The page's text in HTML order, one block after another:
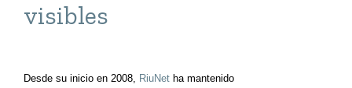
visibles
Desde su inicio en 2008, RiuNet ha mantenido